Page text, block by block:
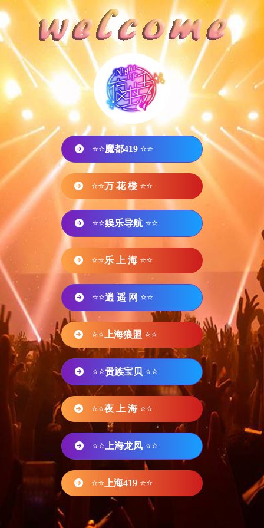
⭐⭐魔都419 ⭐⭐
⭐⭐万 花 楼 ⭐⭐
⭐⭐娱乐导航 ⭐⭐
⭐⭐乐 上 海 ⭐⭐
⭐⭐逍 遥 网 ⭐⭐
⭐⭐ 上海狼盟 ⭐⭐
⭐⭐贵族宝贝 ⭐⭐
⭐⭐夜 上 海 ⭐⭐
⭐⭐ 上海龙凤 ⭐⭐
⭐⭐ 上海419 ⭐⭐